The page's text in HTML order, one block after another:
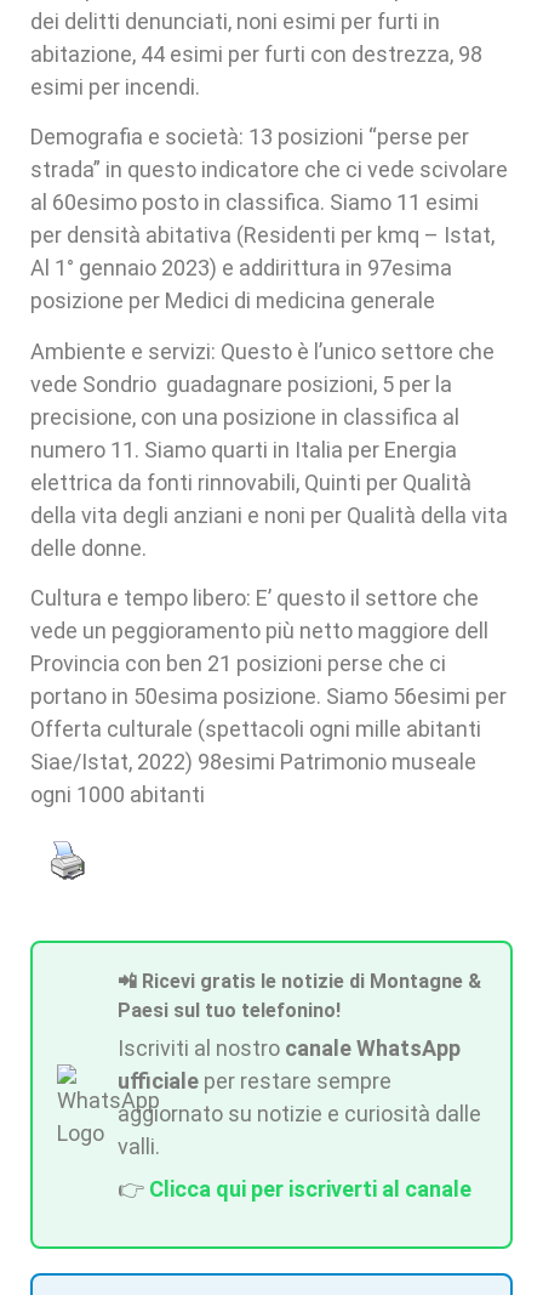
dei delitti denunciati, noni esimi per furti in
abitazione, 44 esimi per furti con destrezza, 98
esimi per incendi.
Demografia e società: 13 posizioni “perse per
strada” in questo indicatore che ci vede scivolare
al 60esimo posto in classifica. Siamo 11 esimi
per densità abitativa (Residenti per kmq – Istat,
Al 1° gennaio 2023) e addirittura in 97esima
posizione per Medici di medicina generale
Ambiente e servizi: Questo è l’unico settore che
vede Sondrio guadagnare posizioni, 5 per la
precisione, con una posizione in classifica al
numero 11. Siamo quarti in Italia per Energia
elettrica da fonti rinnovabili, Quinti per Qualità
della vita degli anziani e noni per Qualità della vita
delle donne.
Cultura e tempo libero: E’ questo il settore che
vede un peggioramento più netto maggiore dell
Provincia con ben 21 posizioni perse che ci
portano in 50esima posizione. Siamo 56esimi per
Offerta culturale (spettacoli ogni mille abitanti
Siae/Istat, 2022) 98esimi Patrimonio museale
ogni 1000 abitanti
📲 Ricevi gratis le notizie di Montagne &
Paesi sul tuo telefonino!
Iscriviti al nostro canale WhatsApp
ufficiale per restare sempre
aggiornato su notizie e curiosità dalle
valli.
👉 Clicca qui per iscriverti al canale